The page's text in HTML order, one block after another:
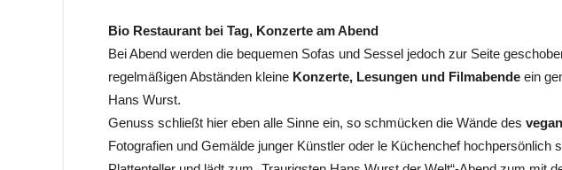
Bio Restaurant bei Tag, Konzerte am Abend
Bei Abend werden die bequemen Sofas und Sessel jedoch zur Seite
regelmäßigen Abständen kleine Konzerte, Lesungen und Filmabende ein
Hans Wurst.
Genuss schließt hier eben alle Sinne ein, so schmücken die Wände des
Fotografien und Gemälde junger Künstler oder le Küchenchef hochpersönlich